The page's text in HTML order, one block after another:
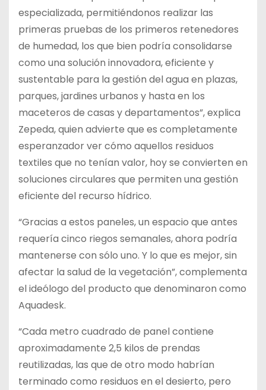
especializada, permitiéndonos realizar las
primeras pruebas de los primeros retenedores
de humedad, los que bien podría consolidarse
como una solución innovadora, eficiente y
sustentable para la gestión del agua en plazas,
parques, jardines urbanos y hasta en los
maceteros de casas y departamentos”, explica
Zepeda, quien advierte que es completamente
esperanzador ver cómo aquellos residuos
textiles que no tenían valor, hoy se convierten en
soluciones circulares que permiten una gestión
eficiente del recurso hídrico.
“Gracias a estos paneles, un espacio que antes
requería cinco riegos semanales, ahora podría
mantenerse con sólo uno. Y lo que es mejor, sin
afectar la salud de la vegetación”, complementa
el ideólogo del producto que denominaron como
Aquadesk.
“Cada metro cuadrado de panel contiene
aproximadamente 2,5 kilos de prendas
reutilizadas, las que de otro modo habrían
terminado como residuos en el desierto, pero